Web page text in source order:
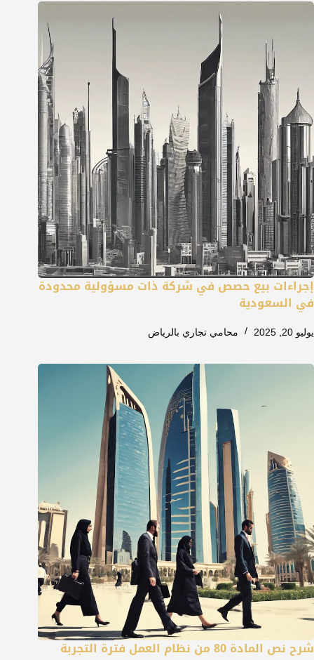
إجراءات بيع حصص في شركة ذات مسؤولية محدودة
في السعودية
يوليو 20, 2025 محامي تجاري بالرياض
شرح نص المادة 80 من نظام العمل فترة التجربة